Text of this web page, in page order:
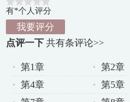
有*个人评分
我要评分
点评一下 共有条评论>>
第1章 第2章
第4章
第5章